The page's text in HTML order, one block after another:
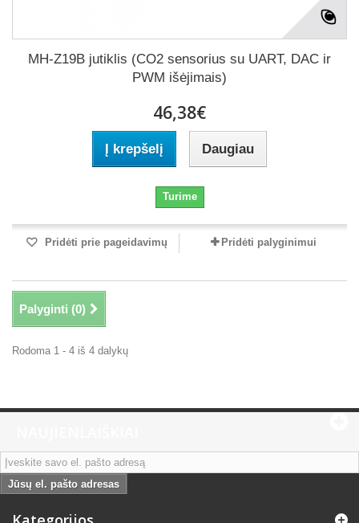
MH-Z19B jutiklis (CO2 sensorius su UART, DAC ir
PWM išėjimais)
46,38€
Į krepšelį Daugiau
Turime
Pridėti prie pageidavimų Pridėti palyginimui
Palyginti (0)
Rodoma 1 - 4 iš 4 dalykų
Jūsų el. pašto adresas